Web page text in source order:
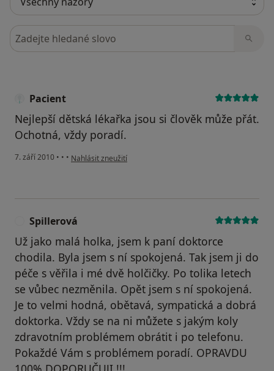
Hledejte v názorech
Pacient
Nejlepší dětská lékařka jsou si člověk může přát.
Ochotná, vždy poradí.
7. září 2010 • • • podle názoru uživatele Pacient
Nahlásit zneužití
Spillerová
Už jako malá holka, jsem k paní doktorce
chodila. Byla jsem s ní spokojená. Tak jsem ji do
péče s věřila i mé dvě holčičky. Po tolika letech
se vůbec nezměnila. Opět jsem s ní spokojená.
Je to velmi hodná, obětavá, sympatická a dobrá
doktorka. Vždy se na ni můžete s jakým koly
zdravotním problémem obrátit i po telefonu.
Pokaždé Vám s problémem poradí. OPRAVDU